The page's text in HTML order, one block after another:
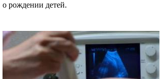
о рождении детей.